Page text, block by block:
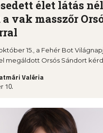
élet látás
vak masszőr
15., a Fehér Bot
megáldott Orsós Sándort
Valéria
10.